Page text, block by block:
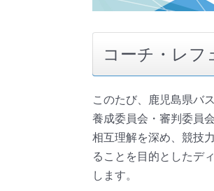
コーチ・レフ
このたび、鹿児島県バ
養成委員会・審判委員
相互理解を深め、競技
ることを目的としたデ
します。